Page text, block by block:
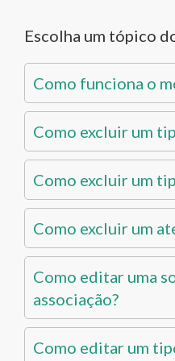
Escolha um tópico
Como funciona o
Como excluir um
Como excluir um
Como excluir um
Como editar uma
associação?
Como editar um